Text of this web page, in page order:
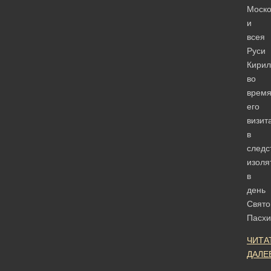
и
всея
Руси
во
время
его
в
в
день